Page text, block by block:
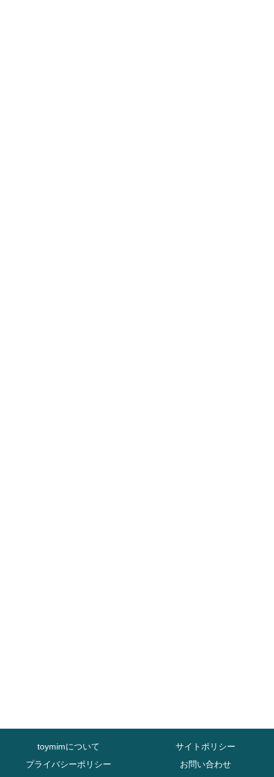
toymimについて
サイトポリシー
プライバシーポリシー
お問い合わせ